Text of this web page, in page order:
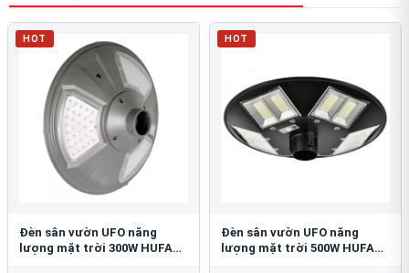
HOT
Đèn sân vườn UFO năng
lượng mặt trời 300W HUFA
HOT
Đèn sân vườn UFO năng
lượng mặt trời 500W HUFA